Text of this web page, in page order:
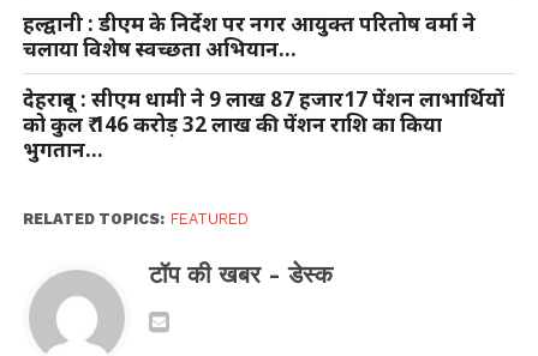
हल्द्वानी : डीएम के निर्देश पर नगर आयुक्त परितोष वर्मा ने
चलाया विशेष स्वच्छता अभियान…
देहरादून : सीएम धामी ने 9 लाख 87 हजार17 पेंशन लाभार्थियों
को कुल ₹ 146 करोड़ 32 लाख की पेंशन राशि का किया
भुगतान…
RELATED TOPICS: FEATURED
टॉप की खबर - डेस्क